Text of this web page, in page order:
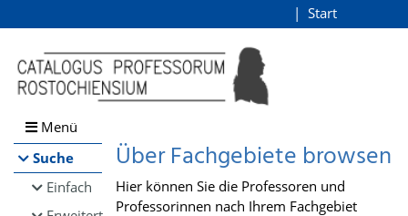
Browsen
direkt zum Inhalt
Start
Menü
Suche
Einfach
Über Fachgebiete browsen
Hier können Sie die Professoren und
Professorinnen nach Ihrem Fachgebiet